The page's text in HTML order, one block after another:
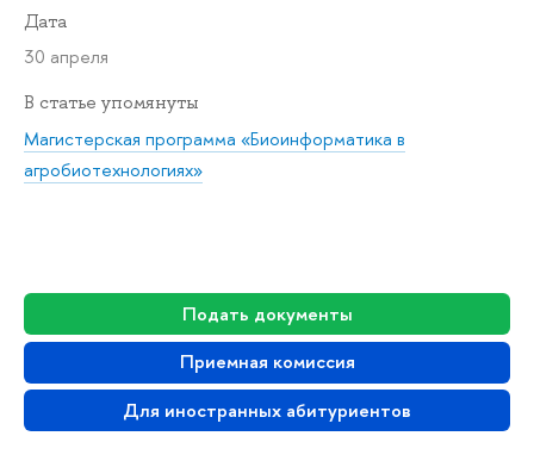
Подать документы
Приемная комиссия
Для иностранных абитуриентов
Дата
30 апреля
В статье упомянуты
Магистерская программа «Биоинформатика в
агробиотехнологиях»